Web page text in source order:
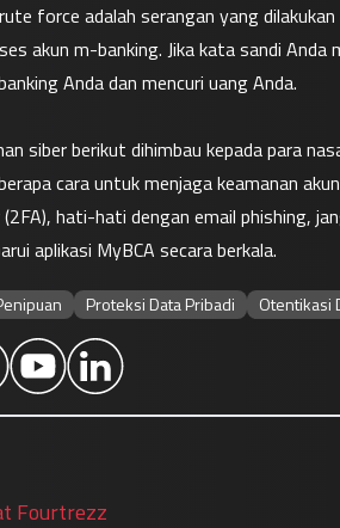
force adalah serangan yang
akun m-banking. Jika kata sandi
Anda dan mencuri uang Anda.
siber berikut dihimbau kepada para
cara untuk menjaga keamanan
hati-hati dengan email phishing,
aplikasi MyBCA secara berkala.
Proteksi Data Pribadi Otentikasi
Fourtrezz